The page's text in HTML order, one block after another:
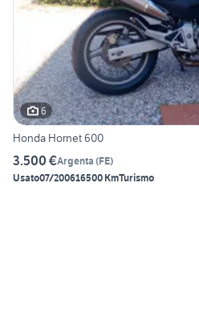
6
Honda Hornet 600
3.500 €Argenta (FE)
Usato07/200616500 KmTurismo